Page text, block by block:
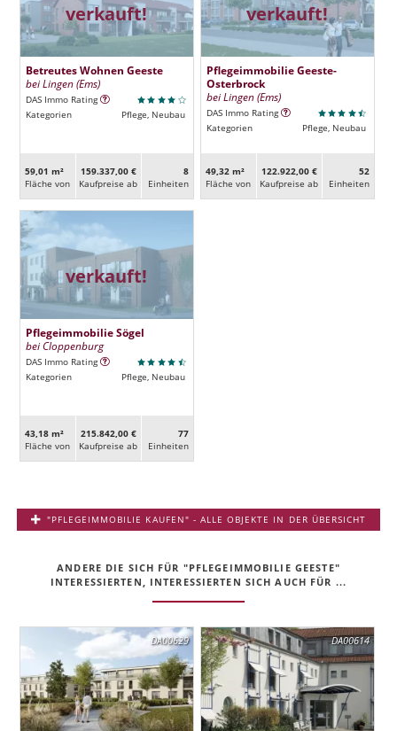
verkauft!
Betreutes Wohnen Geeste
bei Lingen (Ems)
DAS Immo Rating
Kategorien
Pflege, Neubau
59,01 m²
Fläche von
159.337,00 €
Kaufpreise ab
8
Ein­heiten
verkauft!
Pflegeimmobilie Geeste-
Osterbrock
bei Lingen (Ems)
DAS Immo Rating
Kategorien
Pflege, Neubau
49,32 m²
Fläche von
122.922,00 €
Kaufpreise ab
52
Ein­heiten
verkauft!
Pflegeimmobilie Sögel
bei Cloppenburg
DAS Immo Rating
Kategorien
Pflege, Neubau
43,18 m²
Fläche von
215.842,00 €
Kaufpreise ab
77
Ein­heiten
"PFLEGEIMMOBILIE KAUFEN" - ALLE OBJEKTE IN DER ÜBERSICHT
ANDERE DIE SICH FÜR "PFLEGEIMMOBILIE GEESTE"
INTERESSIERTEN, INTERESSIERTEN SICH AUCH FÜR ...
DA00629 DA00614